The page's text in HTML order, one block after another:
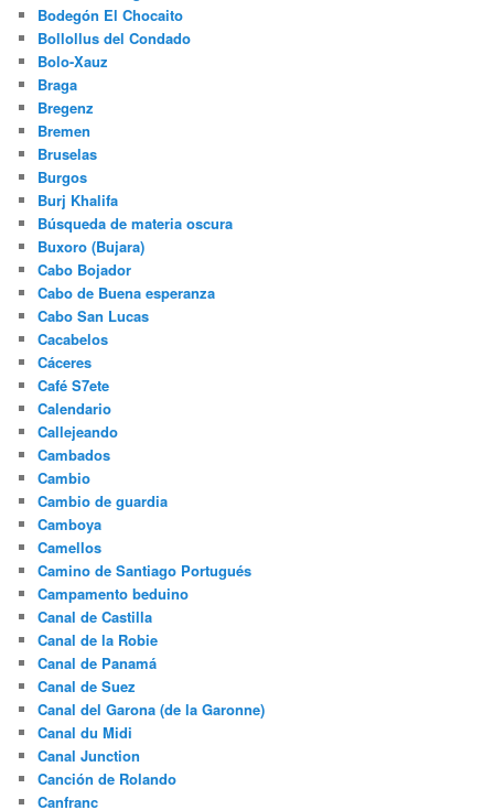
Big Bus Muscat
Big Bus Tours
Birgu Vittoriosa
Blas de Lezo
Boccadase–Liguria
Bodegón El Chocaito
Bollollus del Condado
Bolo-Xauz
Braga
Bregenz
Bremen
Bruselas
Burgos
Burj Khalifa
Búsqueda de materia oscura
Buxoro (Bujara)
Cabo Bojador
Cabo de Buena esperanza
Cabo San Lucas
Cacabelos
Cáceres
Café S7ete
Calendario
Callejeando
Cambados
Cambio
Cambio de guardia
Camboya
Camellos
Camino de Santiago Portugués
Campamento beduino
Canal de Castilla
Canal de la Robie
Canal de Panamá
Canal de Suez